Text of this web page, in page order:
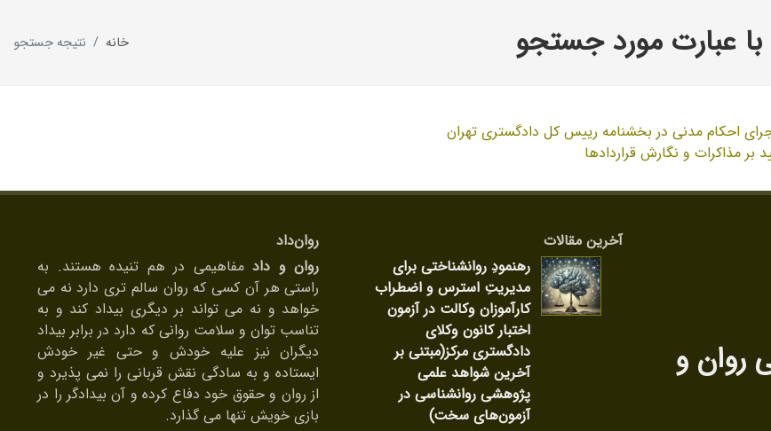
عبارت مورد جستجو خانه نتیجه جستجو
بر مذاکرات و نگارش قراردادها
روان‌ و
آخرین مقالات
رهنمودِ روانشناختی برای
مدیریتِ استرس و اضطراب
کارآموزان وکالت در آزمون
اختبار کانون وکلای
دادگستری مرکز(مبتنی بر
آخرین شواهد علمی
پژوهشی روانشناسی در
آزمون‌های سخت)
روان‌داد
روان و دادمفاهیمی در هم تنیده هستند. به
راستی هر آن کسی که روان سالم تری دارد نه می
خواهد و نه می تواند بر دیگری بیداد کند و به
تناسب توان و سلامت روانی که دارد در برابر بیداد
دیگران نیز علیه خودش و حتی غیر خودش
ایستاده و به سادگی نقش قربانی را نمی پذیرد و
از روان و حقوق خود دفاع کرده و آن بیدادگر را در
بازی خویش تنها می گذارد.